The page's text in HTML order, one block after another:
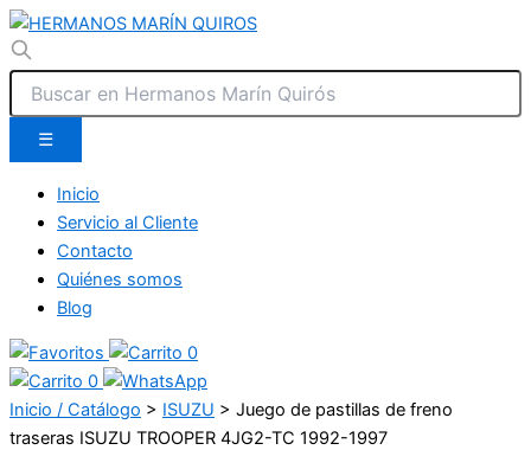
☰
Inicio
Servicio al Cliente
Contacto
Quiénes somos
Blog
0
0
Inicio / Catálogo > ISUZU > Juego de pastillas de freno
traseras ISUZU TROOPER 4JG2-TC 1992-1997